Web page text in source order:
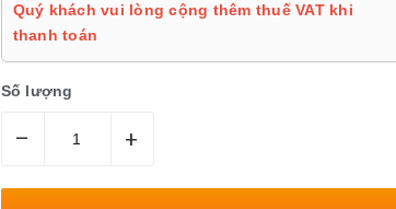
Quý khách vui lòng cộng thêm thuế VAT khi
thanh toán
Số lượng
– +